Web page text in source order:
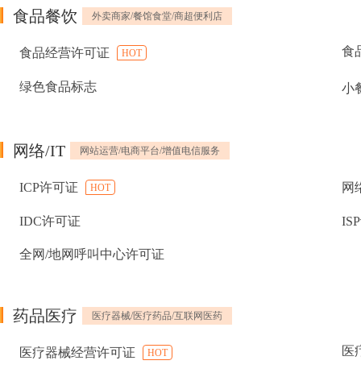
食品餐饮 外卖商家/餐馆食堂/商超便利店
食品经营许可证 HOT 食
绿色食品标志 小
网络/IT 网站运营/电商平台/增值电信服务
ICP许可证 HOT 网
IDC许可证
全网/地网呼叫中心许可证
药品医疗 医疗器械/医疗药品/互联网医药
医疗器械经营许可证 HOT 医